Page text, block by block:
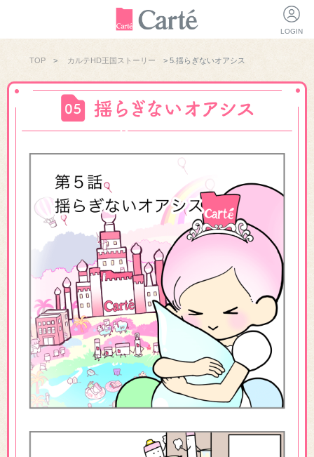
LOGIN
TOP > カルテHD王国ストーリー > 5.揺らぎないオアシス